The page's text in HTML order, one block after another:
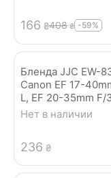
‍166‍ ₴‍408‍ ₴ -59%
Бленда JJC EW-
Canon EF 17-
L, EF 20-35mm F/
Нет в наличии
‍236‍ ₴